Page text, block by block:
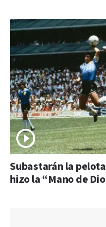
Subastarán la
hizo la “Mano de